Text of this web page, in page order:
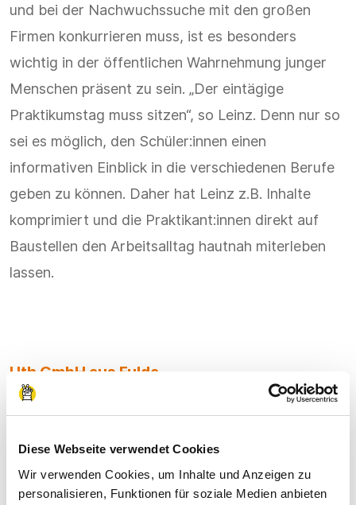
Diese Webseite verwendet Cookies
Wir verwenden Cookies, um Inhalte und Anzeigen zu
personalisieren, Funktionen für soziale Medien anbieten
und bei der Nachwuchssuche mit den großen
Firmen konkurrieren muss, ist es besonders
wichtig in der öffentlichen Wahrnehmung junger
Menschen präsent zu sein. „Der eintägige
Praktikumstag muss sitzen“, so Leinz. Denn nur so
sei es möglich, den Schüler:innen einen
informativen Einblick in die verschiedenen Berufe
geben zu können. Daher hat Leinz z.B. Inhalte
komprimiert und die Praktikant:innen direkt auf
Baustellen den Arbeitsalltag hautnah miterleben
lassen.
Uth GmbH aus Fulda
Einen Auszubildenden über
die Praktikumswoche
gefunden